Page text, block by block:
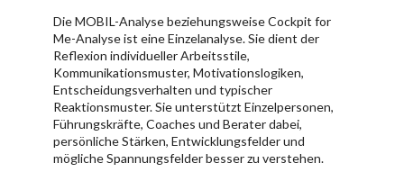
Die MOBIL-Analyse beziehungsweise Cockpit for
Me-Analyse ist eine Einzelanalyse. Sie dient der
Reflexion individueller Arbeitsstile,
Kommunikationsmuster, Motivationslogiken,
Entscheidungsverhalten und typischer
Reaktionsmuster. Sie unterstützt Einzelpersonen,
Führungskräfte, Coaches und Berater dabei,
persönliche Stärken, Entwicklungsfelder und
mögliche Spannungsfelder besser zu verstehen.